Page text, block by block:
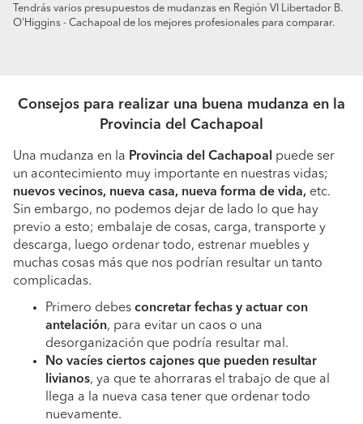
Tendrás varios presupuestos de mudanzas en Región VI Libertador B.
O'Higgins - Cachapoal de los mejores profesionales para comparar.
Consejos para realizar una buena mudanza en la
Provincia del Cachapoal
Una mudanza en la Provincia del Cachapoal
puede ser
un acontecimiento muy importante en nuestras vidas;
nuevos vecinos, nueva casa, nueva forma de vida, etc.
Sin embargo, no podemos dejar de lado lo que hay
previo a esto; embalaje de cosas, carga, transporte y
descarga, luego ordenar todo, estrenar muebles y
muchas cosas más que nos podrían resultar un tanto
complicadas.
Primero debes concretar fechas y actuar con
antelación, para evitar un caos o una
desorganización que podría resultar mal.
No vacíes ciertos cajones que pueden resultar
livianos, ya que te ahorraras el trabajo de que al
llega a la nueva casa tener que ordenar todo
nuevamente.